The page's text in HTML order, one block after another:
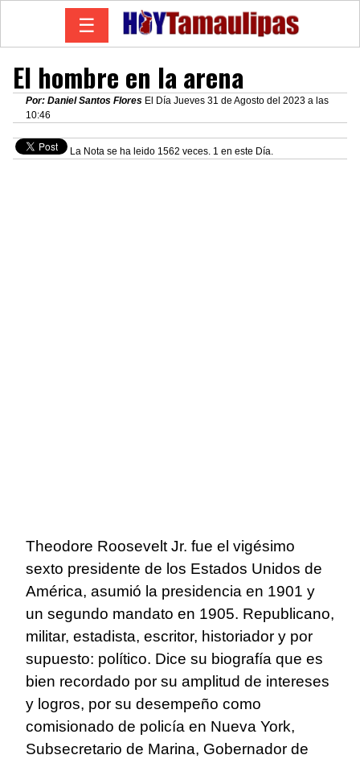
☰
El hombre en la arena
Por: Daniel Santos Flores El Día Jueves 31 de Agosto del 2023 a las
10:46
La Nota se ha leido 1562 veces. 1 en este Día.
Theodore Roosevelt Jr. fue el vigésimo
sexto presidente de los Estados Unidos de
América, asumió la presidencia en 1901 y
un segundo mandato en 1905. Republicano,
militar, estadista, escritor, historiador y por
supuesto: político. Dice su biografía que es
bien recordado por su amplitud de intereses
y logros, por su desempeño como
comisionado de policía en Nueva York,
Subsecretario de Marina, Gobernador de